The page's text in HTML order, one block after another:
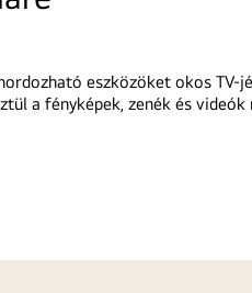
eszközöket okos TV-
a fényképek, zenék és